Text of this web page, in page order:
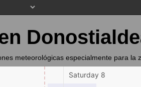
meteorológicas especialmente para la